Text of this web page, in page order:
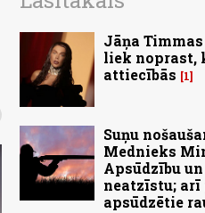
Jāņa
liek noprast,
attiecībās
1
Suņu
Mednieks
Apsūdzību
neatzīstu; arī
apsūdzētie